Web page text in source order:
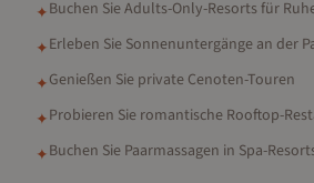
✦Buchen Sie Adults-Only-Resorts für
✦Erleben Sie Sonnenuntergänge an der
✦Genießen Sie private Cenoten-Touren
✦Probieren Sie romantische Rooftop-
✦Buchen Sie Paarmassagen in Spa-